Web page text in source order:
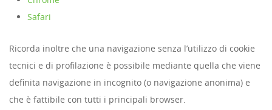
Safari
Ricorda inoltre che una navigazione senza l’utilizzo di cookie
tecnici e di profilazione è possibile mediante quella che viene
definita navigazione in incognito (o navigazione anonima) e
che è fattibile con tutti i principali browser.